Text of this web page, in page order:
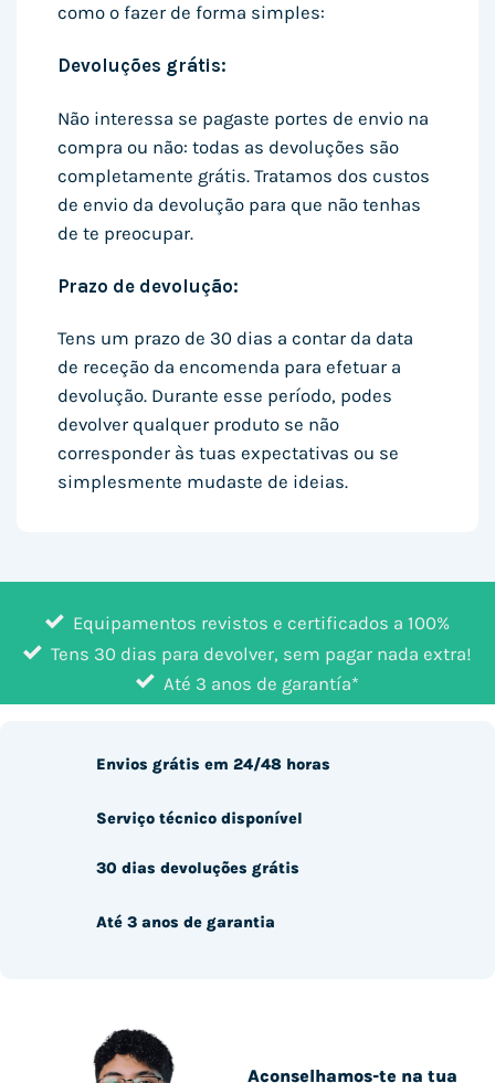
como o fazer de forma simples:
Devoluções grátis:
Não interessa se pagaste portes de envio na
compra ou não: todas as devoluções são
completamente grátis. Tratamos dos custos
de envio da devolução para que não tenhas
de te preocupar.
Prazo de devolução:
Tens um prazo de 30 dias a contar da data
de receção da encomenda para efetuar a
devolução. Durante esse período, podes
devolver qualquer produto se não
corresponder às tuas expectativas ou se
simplesmente mudaste de ideias.
Equipamentos revistos e certificados a 100%
Tens 30 dias para devolver, sem pagar nada extra!
Até 3 anos de garantía*
Aconselhamos-te na tua
Envios grátis em 24/48 horas
Serviço técnico disponível
30 dias devoluções grátis
Até 3 anos de garantia